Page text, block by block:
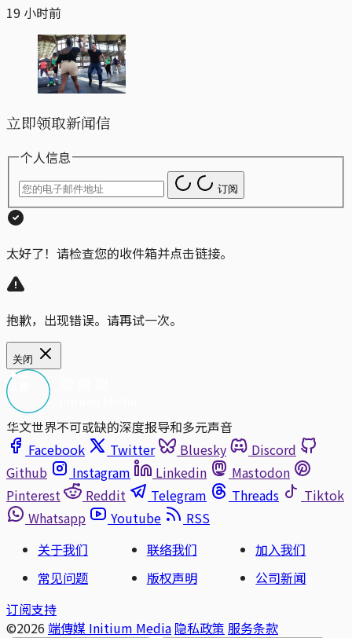
19 小时前
立即领取新闻信
个人信息
订阅
太好了！请检查您的收件箱并点击链接。
抱歉，出现错误。请再试一次。
关闭
华文世界不可或缺的深度报导和多元声音
Facebook
Twitter Bluesky
Discord
Github
Instagram Linkedin
Mastodon
Pinterest
Reddit Telegram Threads
Tiktok
Whatsapp
Youtube
RSS
关于我们
联络我们
加入我们
常见问题
版权声明
公司新闻
订阅支持
©2026 端傳媒 Initium Media 隐私政策 服务条款